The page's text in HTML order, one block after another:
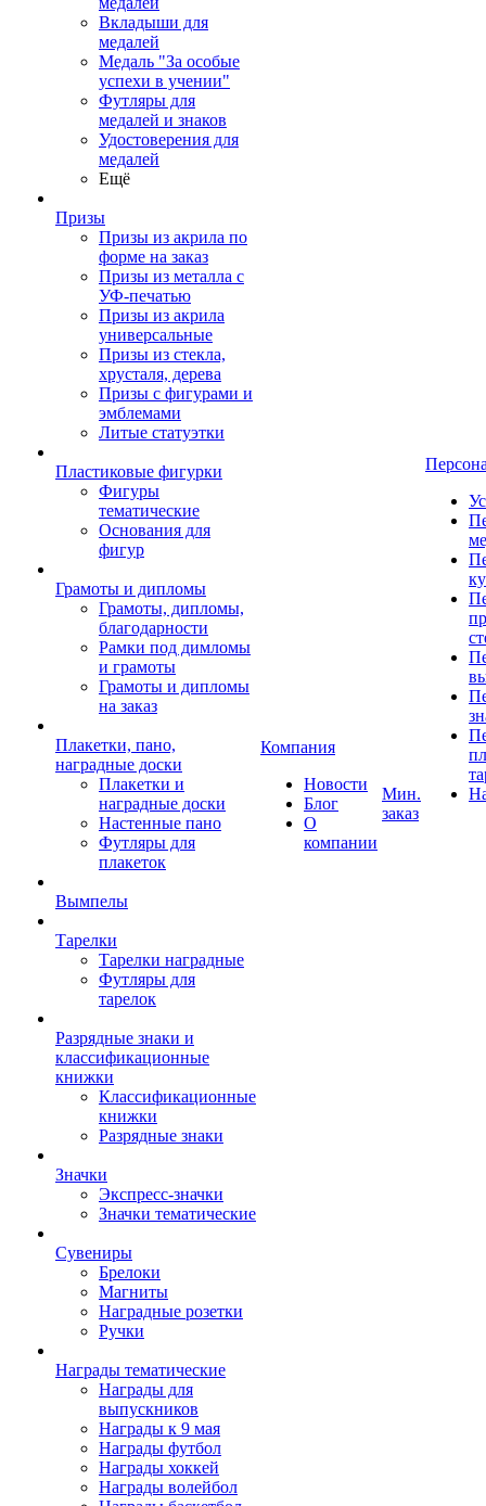
Вкладыши для
медалей
Медаль "За особые
успехи в учении"
Футляры для
медалей и знаков
Удостоверения для
медалей
Ещё
Призы
Призы из акрила по
форме на заказ
Призы из металла с
УФ-печатью
Призы из акрила
универсальные
Призы из стекла,
хрусталя, дерева
Призы с фигурами и
эмблемами
Литые статуэтки
Пластиковые фигурки
Фигуры
тематические
Основания для
фигур
Грамоты и дипломы
Грамоты, дипломы,
благодарности
Рамки под димломы
и грамоты
Грамоты и дипломы
на заказ
Плакетки, пано,
наградные доски
Плакетки и
наградные доски
Настенные пано
Футляры для
плакеток
Вымпелы
Тарелки
Тарелки наградные
Футляры для
тарелок
Разрядные знаки и
классификационные
книжки
Классификационные
книжки
Разрядные знаки
Значки
Экспресс-значки
Значки тематические
Сувениры
Брелоки
Магниты
Наградные розетки
Ручки
Награды тематические
Награды для
выпускников
Награды к 9 мая
Награды футбол
Награды хоккей
Награды волейбол
Компания
Новости
Блог
О
компании
Мин.
заказ